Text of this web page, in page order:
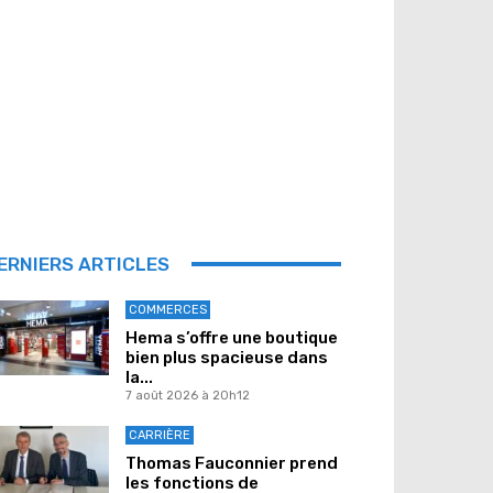
ARTICLES
COMMERCES
Hema s’offre une boutique
bien plus spacieuse dans
la...
7 août 2026 à 20h12
CARRIÈRE
Thomas Fauconnier prend
les fonctions de